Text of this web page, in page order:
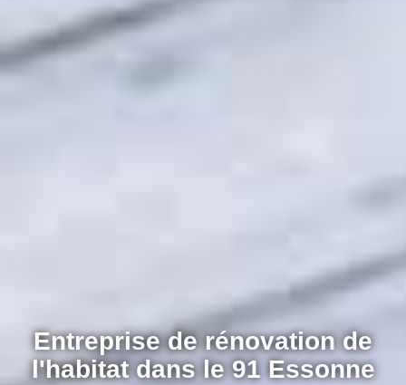
Entreprise de rénovation de
l'habitat dans le 91 Essonne